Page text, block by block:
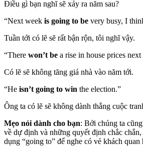
Điều gì bạn nghĩ sẽ xảy ra năm sau?
“Next week is going to be very busy, I
Tuần tới có lẽ sẽ rất bận rộn, tôi nghĩ vậy.
“There won’t be a rise in house prices next
Có lẽ sẽ không tăng giá nhà vào năm tới.
“He isn’t going to win the election.”
Ông ta có lẽ sẽ không dành thắng cuộc
Mẹo nói dành cho bạn: Bởi chúng ta
về dự định và những quyết định chắc
dụng “going to” để nghe có vẻ khách quan